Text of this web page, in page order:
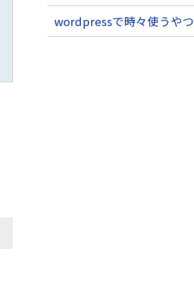
wordpressで時々使うやつ